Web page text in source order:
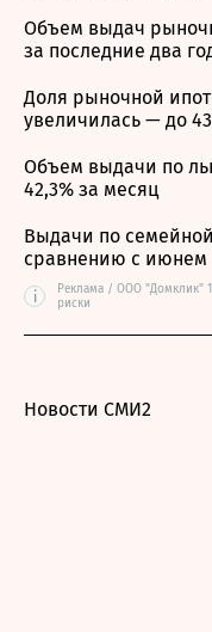
Объем выдач
за последние два
Доля рыночной
увеличилась — до
Объем выдачи по
42,3% за месяц
Выдачи по
сравнению с июнем
i
Реклама / ООО "Домклик"
риски
Новости СМИ2